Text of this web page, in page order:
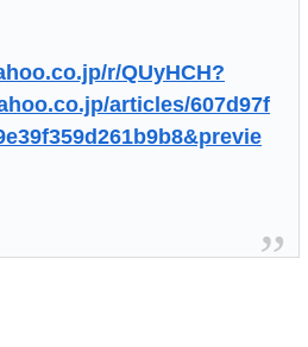
r/QUyHCH?
articles/607d97f